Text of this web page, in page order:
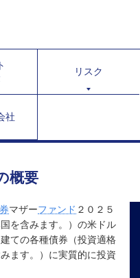
リスク
社
概要
マザーファンド ２０２５
を含みます。）の米ドル
ての各種債券（投資適格
ます。）に実質的に投資